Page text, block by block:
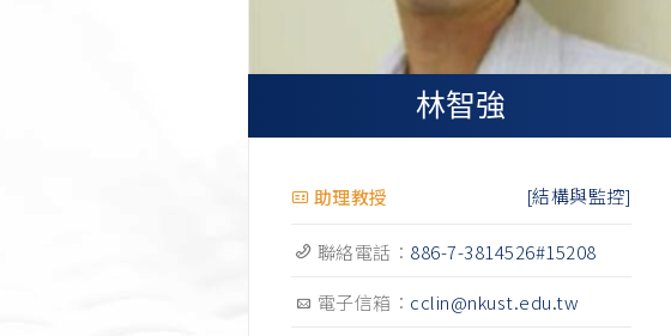
林智強
助理教授 [結構與監控]
聯絡電話： 886-7-3814526#15208
電子信箱： cclin@nkust.edu.tw